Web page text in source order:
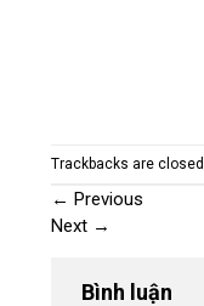
Trackbacks are
← Previous
Next →
Bình luận